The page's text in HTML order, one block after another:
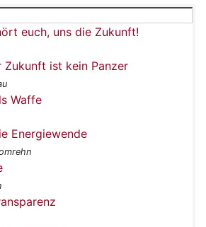
euch, uns die Zukunft!
Zukunft ist kein Panzer
Waffe
Energiewende